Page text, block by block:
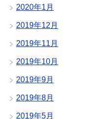
2020年1月
2019年12月
2019年11月
2019年10月
2019年9月
2019年8月
2019年5月